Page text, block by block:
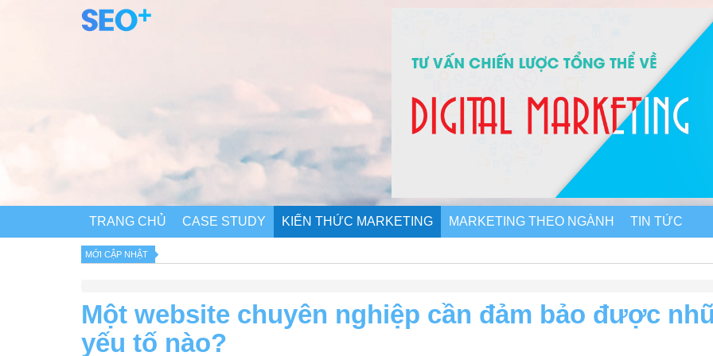
TRANG CHỦ CASE STUDY KIẾN THỨC MARKETING MARKETING THEO NGÀNH TIN TỨC
MỚI CẬP NHẬT
Một website chuyên nghiệp cần đảm bảo được
yếu tố nào?